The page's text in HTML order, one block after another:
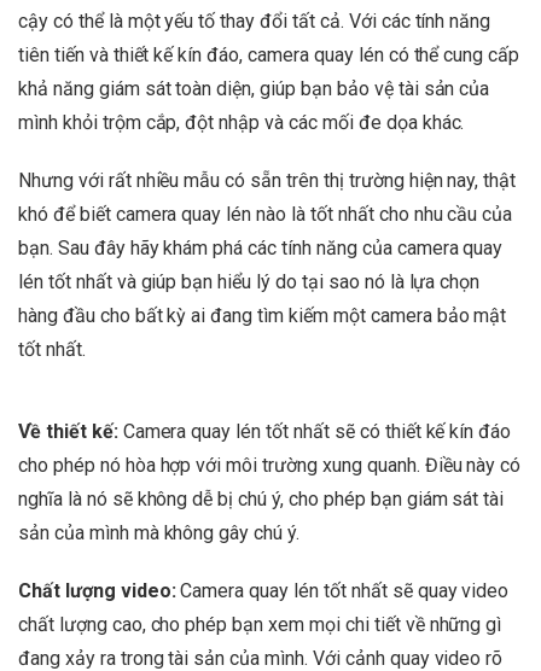
cậy có thể là một yếu tố thay đổi tất cả. Với các tính năng
tiên tiến và thiết kế kín đáo, camera quay lén có thể cung cấp
khả năng giám sát toàn diện, giúp bạn bảo vệ tài sản của
mình khỏi trộm cắp, đột nhập và các mối đe dọa khác.
Nhưng với rất nhiều mẫu có sẵn trên thị trường hiện nay, thật
khó để biết camera quay lén nào là tốt nhất cho nhu cầu của
bạn. Sau đây hãy khám phá các tính năng của camera quay
lén tốt nhất và giúp bạn hiểu lý do tại sao nó là lựa chọn
hàng đầu cho bất kỳ ai đang tìm kiếm một camera bảo mật
tốt nhất.
Về thiết kế: Camera quay lén tốt nhất sẽ có thiết kế kín đáo
cho phép nó hòa hợp với môi trường xung quanh. Điều này có
nghĩa là nó sẽ không dễ bị chú ý, cho phép bạn giám sát tài
sản của mình mà không gây chú ý.
Chất lượng video: Camera quay lén tốt nhất sẽ quay video
chất lượng cao, cho phép bạn xem mọi chi tiết về những gì
đang xảy ra trong tài sản của mình. Với cảnh quay video rõ